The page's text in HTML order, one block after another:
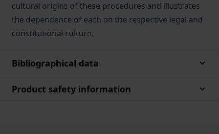
cultural origins of these procedures and illustrates
the dependence of each on the respective legal and
constitutional culture.
Bibliographical data
Product safety information